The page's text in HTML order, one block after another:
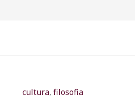
cultura, filosofia